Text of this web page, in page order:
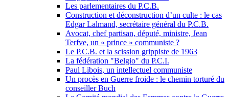
Les parlementaires du P.C.B.
Construction et déconstruction d’un culte : le cas
Edgar Lalmand, secrétaire général du P.C.B.
Avocat, chef partisan, député, ministre, Jean
Terfve, un « prince » communiste ?
Le P.C.B. et la scission grippiste de 1963
La fédération "Belgio" du P.C.I.
Paul Libois, un intellectuel communiste
Un procès en Guerre froide : le chemin torturé du
conseiller Buch